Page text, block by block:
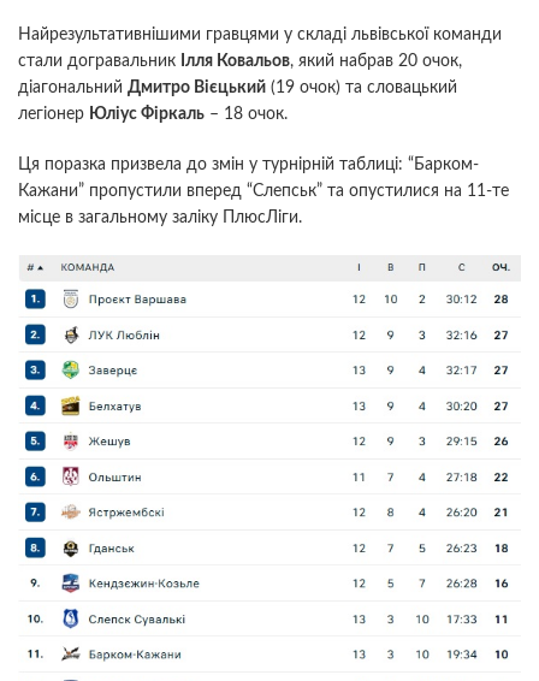
Найрезультативнішими гравцями у складі львівської команди
стали догравальник Ілля Ковальов, який набрав 20 очок,
діагональний Дмитро Вієцький (19 очок) та словацький
легіонер Юліус Фіркаль – 18 очок.
Ця поразка призвела до змін у турнірній таблиці: “Барком-
Кажани” пропустили вперед “Слепськ” та опустилися на 11-те
місце в загальному заліку ПлюсЛіги.